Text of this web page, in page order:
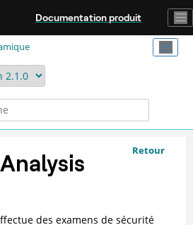
Documentation produit
Retour
des examens de sécurité